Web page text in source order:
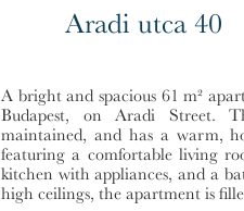
Aradi utca 40
A bright and spacious 61 m²
Budapest, on Aradi Street.
maintained, and has a warm,
featuring a comfortable living
kitchen with appliances, and a
high ceilings, the apartment is